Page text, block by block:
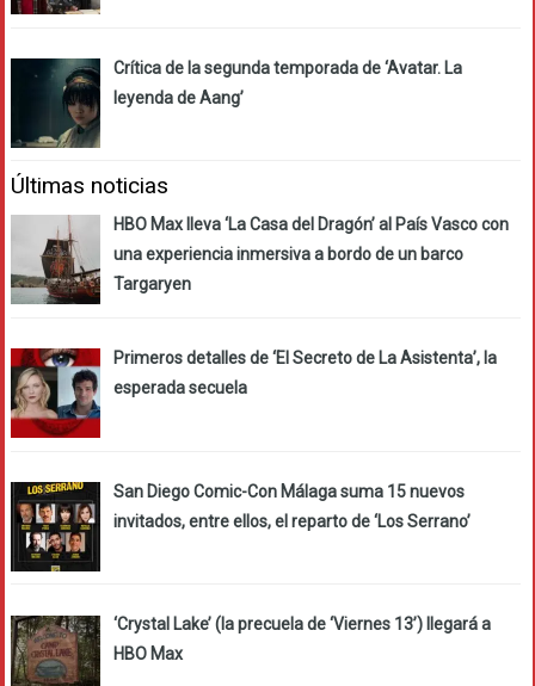
Crítica de la segunda temporada de ‘Avatar. La
leyenda de Aang’
Últimas noticias
HBO Max lleva ‘La Casa del Dragón’ al País Vasco con
una experiencia inmersiva a bordo de un barco
Targaryen
Primeros detalles de ‘El Secreto de La Asistenta’, la
esperada secuela
San Diego Comic-Con Málaga suma 15 nuevos
invitados, entre ellos, el reparto de ‘Los Serrano’
‘Crystal Lake’ (la precuela de ‘Viernes 13’) llegará a
HBO Max